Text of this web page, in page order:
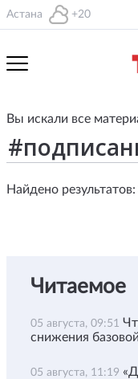
Астана +20
Вы искали все
Найдено
Читаемое
05 августа, 09:51
снижения
05 августа, 11:19